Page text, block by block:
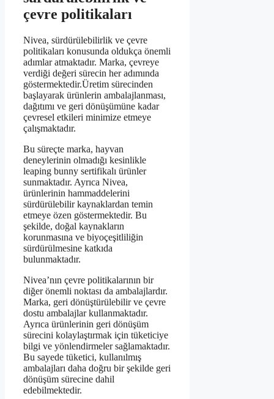
çevre politikaları
Nivea, sürdürülebilirlik ve çevre
politikaları konusunda oldukça önemli
adımlar atmaktadır. Marka, çevreye
verdiği değeri sürecin her adımında
göstermektedir.Üretim sürecinden
başlayarak ürünlerin ambalajlanması,
dağıtımı ve geri dönüşümüne kadar
çevresel etkileri minimize etmeye
çalışmaktadır.
Bu süreçte marka, hayvan
deneylerinin olmadığı kesinlikle
leaping bunny sertifikalı ürünler
sunmaktadır. Ayrıca Nivea,
ürünlerinin hammaddelerini
sürdürülebilir kaynaklardan temin
etmeye özen göstermektedir. Bu
şekilde, doğal kaynakların
korunmasına ve biyoçeşitliliğin
sürdürülmesine katkıda
bulunmaktadır.
Nivea’nın çevre politikalarının bir
diğer önemli noktası da ambalajlardır.
Marka, geri dönüştürülebilir ve çevre
dostu ambalajlar kullanmaktadır.
Ayrıca ürünlerinin geri dönüşüm
sürecini kolaylaştırmak için tüketiciye
bilgi ve yönlendirmeler sağlamaktadır.
Bu sayede tüketici, kullanılmış
ambalajları daha doğru bir şekilde geri
dönüşüm sürecine dahil
edebilmektedir.